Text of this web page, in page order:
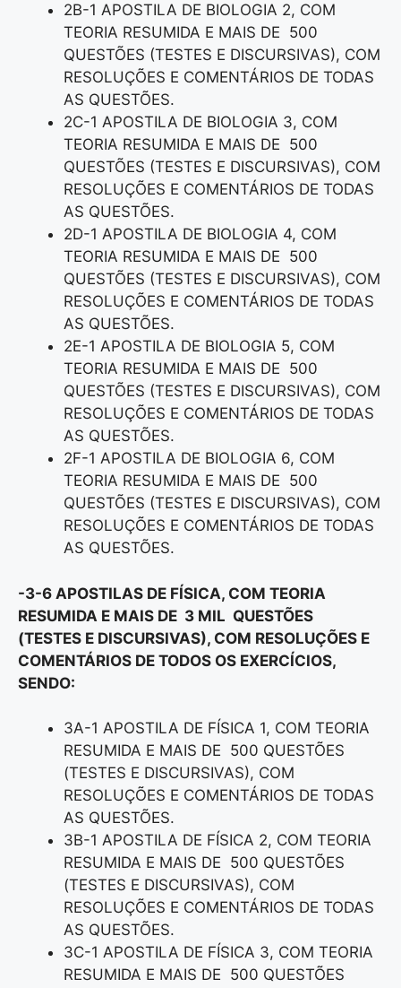
2B-1 APOSTILA DE BIOLOGIA 2, COM
TEORIA RESUMIDA E MAIS DE 500
QUESTÕES (TESTES E DISCURSIVAS), COM
RESOLUÇÕES E COMENTÁRIOS DE TODAS
AS QUESTÕES.
2C-1 APOSTILA DE BIOLOGIA 3, COM
TEORIA RESUMIDA E MAIS DE 500
QUESTÕES (TESTES E DISCURSIVAS), COM
RESOLUÇÕES E COMENTÁRIOS DE TODAS
AS QUESTÕES.
2D-1 APOSTILA DE BIOLOGIA 4, COM
TEORIA RESUMIDA E MAIS DE 500
QUESTÕES (TESTES E DISCURSIVAS), COM
RESOLUÇÕES E COMENTÁRIOS DE TODAS
AS QUESTÕES.
2E-1 APOSTILA DE BIOLOGIA 5, COM
TEORIA RESUMIDA E MAIS DE 500
QUESTÕES (TESTES E DISCURSIVAS), COM
RESOLUÇÕES E COMENTÁRIOS DE TODAS
AS QUESTÕES.
2F-1 APOSTILA DE BIOLOGIA 6, COM
TEORIA RESUMIDA E MAIS DE 500
QUESTÕES (TESTES E DISCURSIVAS), COM
RESOLUÇÕES E COMENTÁRIOS DE TODAS
AS QUESTÕES.
-3-6 APOSTILAS DE FÍSICA, COM TEORIA
RESUMIDA E MAIS DE 3 MIL QUESTÕES
(TESTES E DISCURSIVAS), COM RESOLUÇÕES E
COMENTÁRIOS DE TODOS OS EXERCÍCIOS,
SENDO:
3A-1 APOSTILA DE FÍSICA 1, COM TEORIA
RESUMIDA E MAIS DE 500 QUESTÕES
(TESTES E DISCURSIVAS), COM
RESOLUÇÕES E COMENTÁRIOS DE TODAS
AS QUESTÕES.
3B-1 APOSTILA DE FÍSICA 2, COM TEORIA
RESUMIDA E MAIS DE 500 QUESTÕES
(TESTES E DISCURSIVAS), COM
RESOLUÇÕES E COMENTÁRIOS DE TODAS
AS QUESTÕES.
3C-1 APOSTILA DE FÍSICA 3, COM TEORIA
RESUMIDA E MAIS DE 500 QUESTÕES